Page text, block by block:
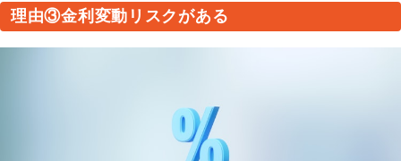
理由③金利変動リスクがある